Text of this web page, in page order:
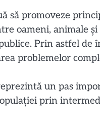
să promoveze
oameni, animale
Prin astfel
problemelor
un pas
prin